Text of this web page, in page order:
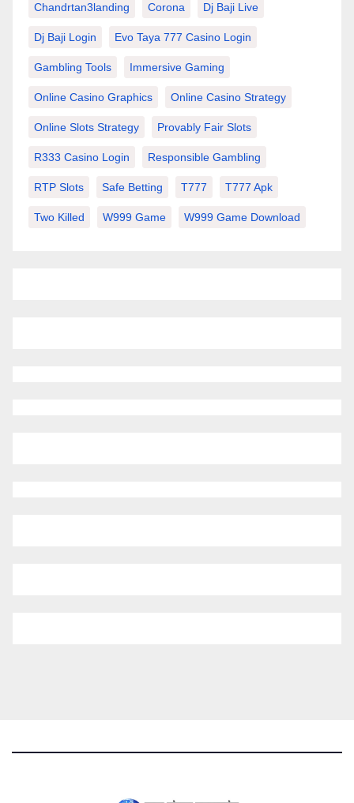
Chandrtan3landing Corona Dj Baji Live
Dj Baji Login Evo Taya 777 Casino Login
Gambling Tools Immersive Gaming
Online Casino Graphics Online Casino Strategy
Online Slots Strategy Provably Fair Slots
R333 Casino Login Responsible Gambling
RTP Slots Safe Betting T777 T777 Apk
Two Killed W999 Game W999 Game Download